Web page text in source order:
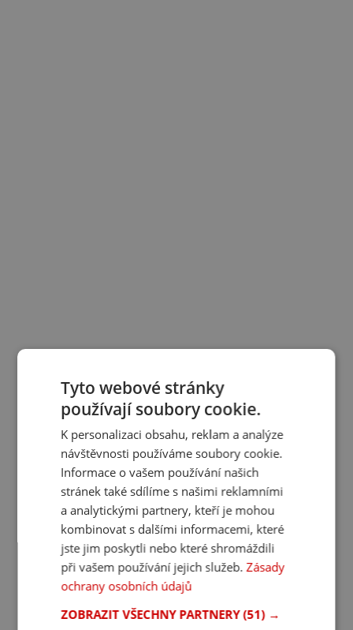
Tyto webové stránky
používají soubory cookie.
K personalizaci obsahu, reklam a analýze
návštěvnosti používáme soubory cookie.
Informace o vašem používání našich
stránek také sdílíme s našimi reklamními
a analytickými partnery, kteří je mohou
kombinovat s dalšími informacemi, které
jste jim poskytli nebo které shromáždili
při vašem používání jejich služeb.Zásady
ochrany osobních údajů
ZOBRAZIT VŠECHNY PARTNERY(51) →